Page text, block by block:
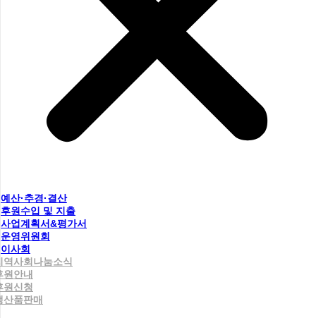
예산·추경·결산
후원수입 및 지출
사업계획서&평가서
운영위원회
이사회
역사회나눔소식
원안내
원신청
산품판매